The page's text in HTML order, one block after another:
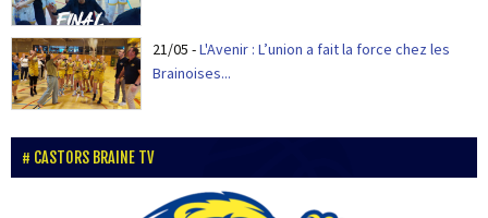
21/05 -L'Avenir : L’union a fait la force chez les
Brainoises...
CASTORS BRAINE TV